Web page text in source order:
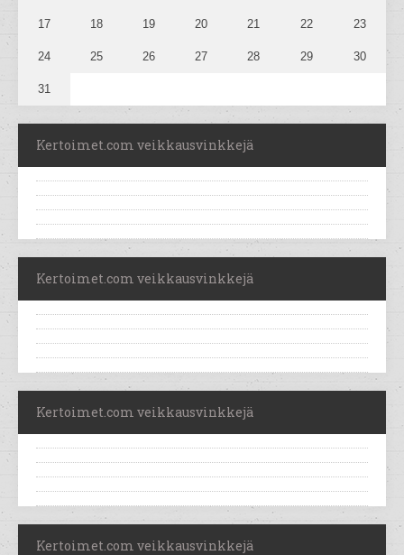
17 18 19 20 21 22 23
24 25 26 27 28 29 30
31
Kertoimet.com veikkausvinkkejä
Kertoimet.com veikkausvinkkejä
Kertoimet.com veikkausvinkkejä
Kertoimet.com veikkausvinkkejä